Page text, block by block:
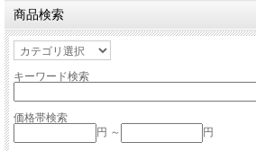
商品検索
キーワード検索
価格帯検索
円 ～
円